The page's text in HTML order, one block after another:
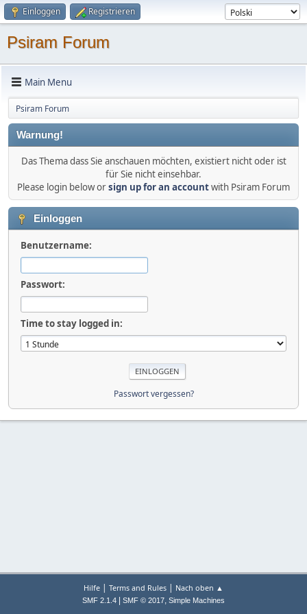
Einloggen Registrieren
Psiram Forum
Main Menu
Psiram Forum
Warnung!
Das Thema dass Sie anschauen möchten, existiert nicht oder ist
für Sie nicht einsehbar.
Please login below orsign up for an accountwith Psiram Forum
Einloggen
Benutzername:
Passwort:
Time to stay logged in:
Passwort vergessen?
Hilfe | Terms and Rules | Nach oben ▲
SMF 2.1.4 SMF © 2017, Simple Machines